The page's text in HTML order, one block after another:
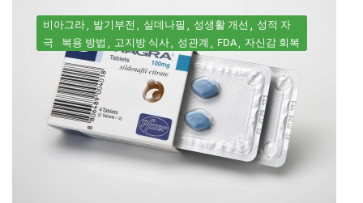
비아그라 발기부전 실데나필 성생활 개선
성적 자
극
복용 방법 고지방 식사 성관계 FDA 자신감 회복